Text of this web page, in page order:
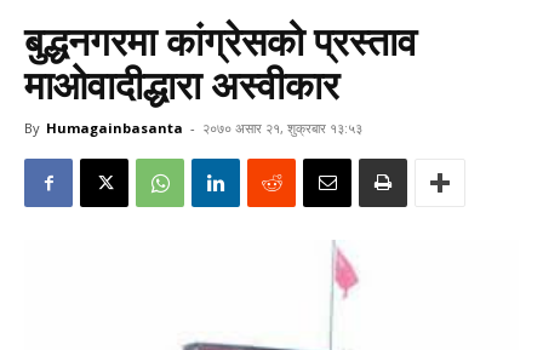
बुद्धनगरमा कांग्रेसको प्रस्ताव
माओवादीद्धारा अस्वीकार
By Humagainbasanta - २०७० असार २१, शुक्रबार १३:५३